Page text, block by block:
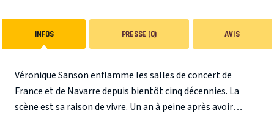
INFOS PRESSE (0) AVIS
Véronique Sanson enflamme les salles de concert de
France et de Navarre depuis bientôt cinq décennies. La
scène est sa raison de vivre. Un an à peine après avoir